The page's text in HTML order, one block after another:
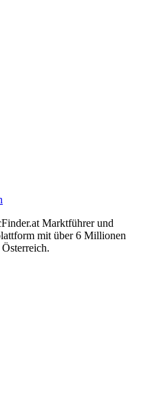
Marktführer und
mit über 6 Millionen